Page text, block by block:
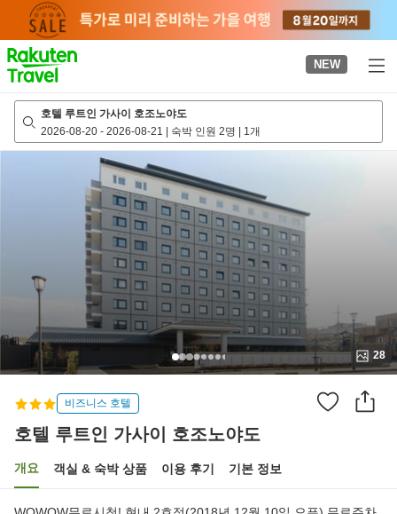
page
NEW
호텔 루트인 가사이 호조노야도
2026-08-20 - 2026-08-21 | 숙박 인원 2명 | 1개
28
비즈니스 호텔
호텔 루트인 가사이 호조노야도
개요 객실 & 숙박 상품 이용 후기 기본 정보